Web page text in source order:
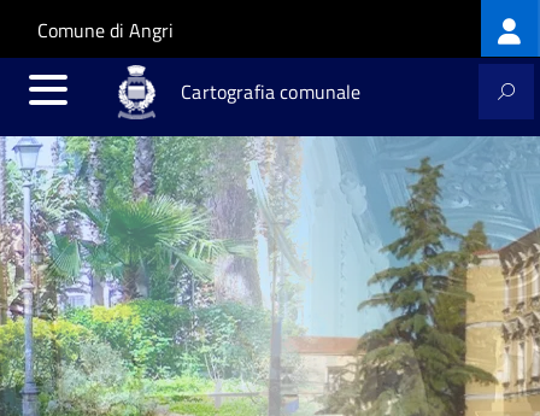
Salta al contenuto principale
Skip to site navigation
Comune di Angri
Cartografia comunale